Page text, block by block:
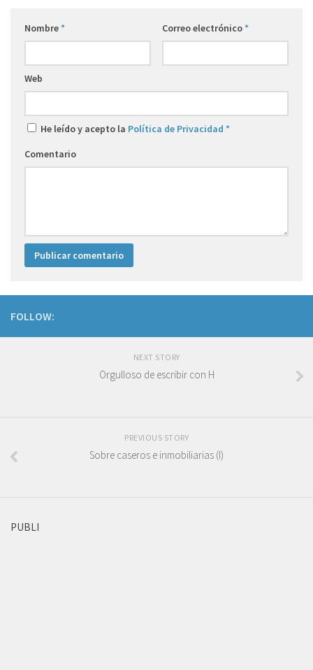
Nombre* Correo electrónico*
Web
He leído y acepto la Política de Privacidad *
Comentario
FOLLOW:
NEXT STORY
Orgulloso de escribir con H
PREVIOUS STORY
Sobre caseros e inmobiliarias (I)
PUBLI